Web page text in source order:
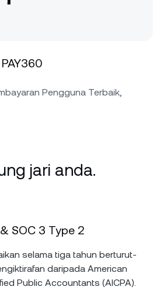
Pengguna Terbaik,
jari anda.
SOC 3 Type 2
selama tiga tahun berturut-
daripada American
Public Accountants (AICPA).